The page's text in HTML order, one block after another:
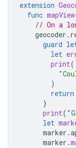
extension
func mapView
// On a
geocoder .
guard
let
print(
)
return
}
print(
let
marker .
marker .